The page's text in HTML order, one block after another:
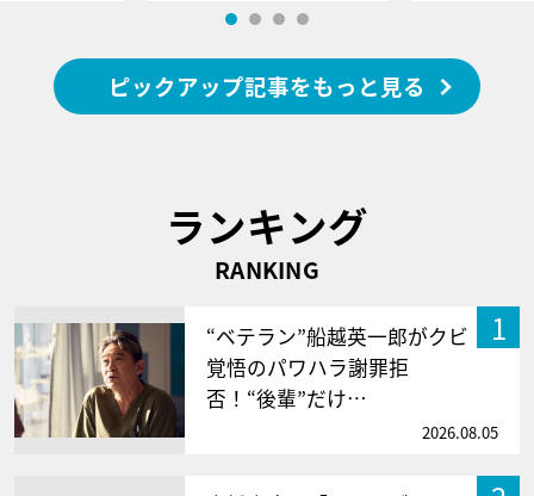
ピックアップ記事をもっと見る
ランキング
RANKING
1
“ベテラン”船越英一郎がクビ
覚悟のパワハラ謝罪拒
否！“後輩”だけ…
2026.08.05